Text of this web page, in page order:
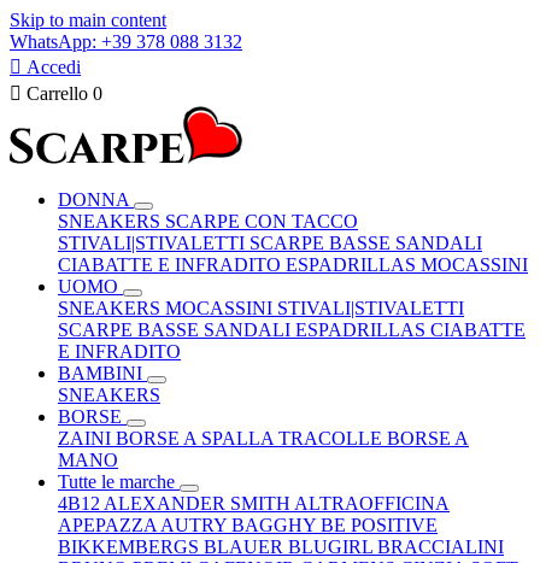
Skip to main content
WhatsApp: +39 378 088 3132
 Accedi
 Carrello 0
DONNA
SNEAKERS SCARPE CON TACCO
STIVALI|STIVALETTI SCARPE BASSE SANDALI
CIABATTE E INFRADITO ESPADRILLAS MOCASSINI
UOMO
SNEAKERS MOCASSINI STIVALI|STIVALETTI
SCARPE BASSE SANDALI ESPADRILLAS CIABATTE
E INFRADITO
BAMBINI
SNEAKERS
BORSE
ZAINI BORSE A SPALLA TRACOLLE BORSE A
MANO
Tutte le marche
4B12 ALEXANDER SMITH ALTRAOFFICINA
APEPAZZA AUTRY BAGGHY BE POSITIVE
BIKKEMBERGS BLAUER BLUGIRL BRACCIALINI